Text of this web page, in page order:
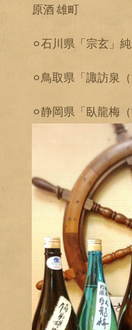
原酒 雄町
⚪︎石川県「宗玄」
⚪︎鳥取県「諏訪泉
⚪︎静岡県「臥龍梅